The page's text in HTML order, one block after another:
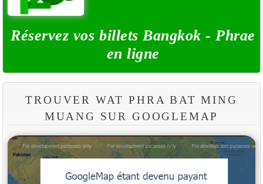
Réservez vos billets Bangkok - Phrae
en ligne
TROUVER WAT PHRA BAT MING
MUANG SUR GOOGLEMAP